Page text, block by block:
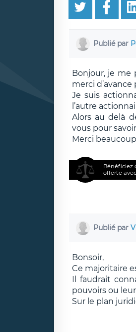
Publié par
Bonjour, je me
merci
Je suis
l’autre
Alors au delà
vous pour
Merci
Bénéficiez
offerte
Publié par
Bonsoir,
Ce majoritaire
Il faudrait
pouvoirs ou
Sur le plan